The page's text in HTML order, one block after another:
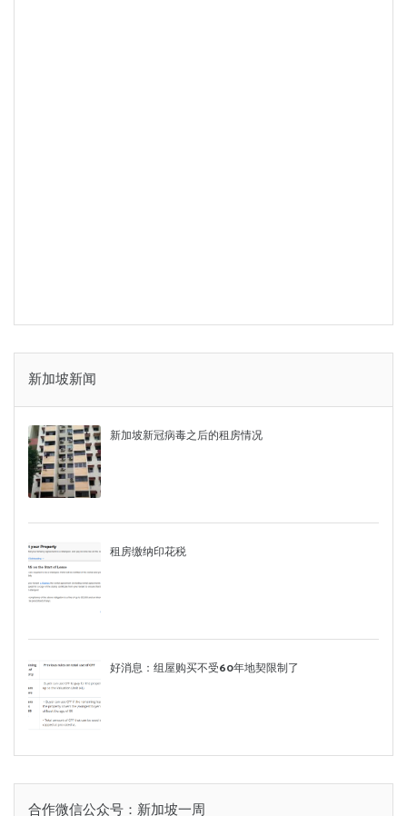
新加坡新闻
新加坡新冠病毒之后的租房情况
租房缴纳印花税
好消息：组屋购买不受60年地契限制了
合作微信公众号：新加坡一周